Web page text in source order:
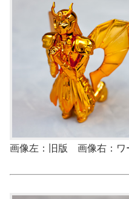
画像左：旧版 画像右：ワ